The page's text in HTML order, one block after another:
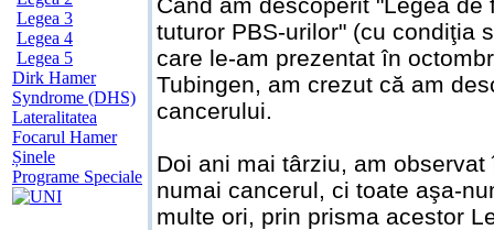
Legea 3
Legea 4
Legea 5
Dirk Hamer
Syndrome (DHS)
Lateralitatea
Focarul Hamer
Șinele
Programe Speciale
tuturor PBS-urilor" (cu condiţia
care le-am prezentat în
Tubingen, am crezut că am
cancerului.
Doi ani mai târziu, am
numai cancerul, ci toate aşa-
multe ori, prin prisma acestor